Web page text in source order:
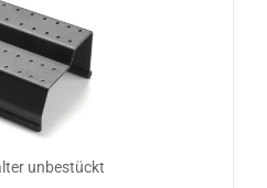
unbestückt